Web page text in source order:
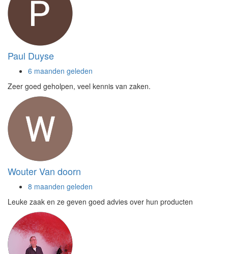
Paul Duyse
6 maanden geleden
Zeer goed geholpen, veel kennis van zaken.
Wouter Van doorn
8 maanden geleden
Leuke zaak en ze geven goed advies over hun producten